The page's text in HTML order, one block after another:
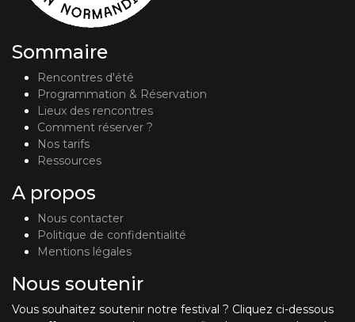
Sommaire
Rencontres d'été
Programmation & Réservation
Lieux des rencontres
Comment réserver ?
Nos tarifs
Ressources
A propos
Nous contacter
Politique de confidentialité
Mentions légales
Nous soutenir
Vous souhaitez soutenir notre festival ? Cliquez ci-dessous